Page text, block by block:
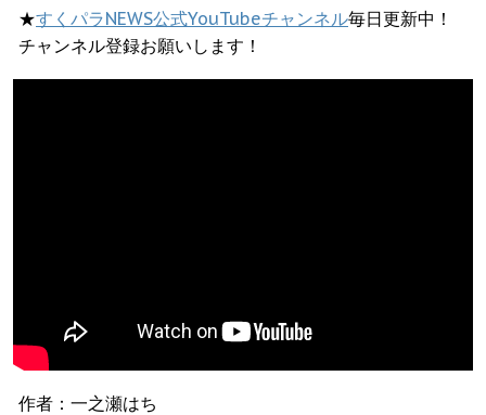
★すくパラNEWS公式YouTubeチャンネル毎日更新中！
チャンネル登録お願いします！
作者：一之瀬はち